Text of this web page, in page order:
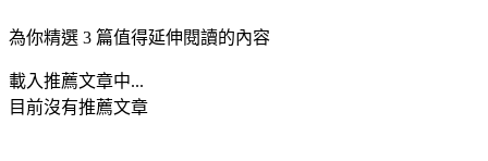
為你精選 3 篇值得延伸閱讀的內容
載入推薦文章中...
目前沒有推薦文章